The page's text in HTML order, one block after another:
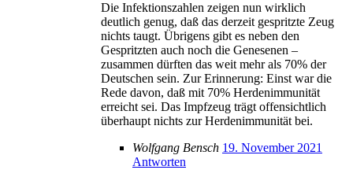
Die Infektionszahlen zeigen nun wirklich
deutlich genug, daß das derzeit gespritzte Zeug
nichts taugt. Übrigens gibt es neben den
Gespritzten auch noch die Genesenen –
zusammen dürften das weit mehr als 70% der
Deutschen sein. Zur Erinnerung: Einst war die
Rede davon, daß mit 70% Herdenimmunität
erreicht sei. Das Impfzeug trägt offensichtlich
überhaupt nichts zur Herdenimmunität bei.
Wolfgang Bensch 19. November 2021
Antworten